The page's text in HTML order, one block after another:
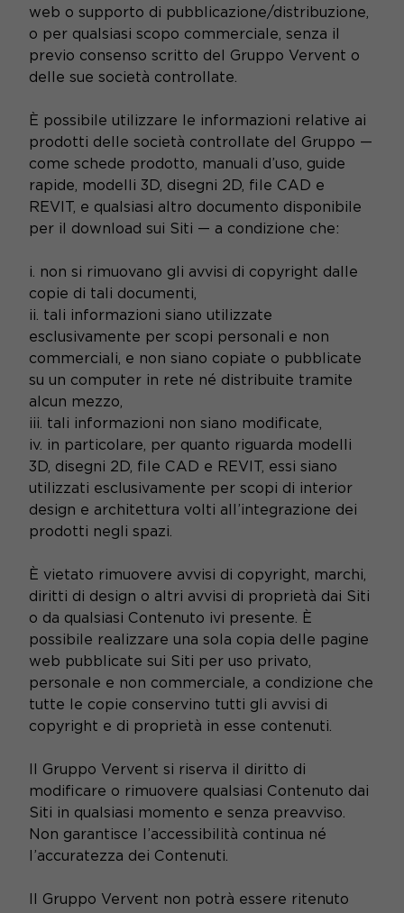
web o supporto di pubblicazione/distribuzione,
o per qualsiasi scopo commerciale, senza il
previo consenso scritto del Gruppo Vervent o
delle sue società controllate.
È possibile utilizzare le informazioni relative ai
prodotti delle società controllate del Gruppo —
come schede prodotto, manuali d’uso, guide
rapide, modelli 3D, disegni 2D, file CAD e
REVIT, e qualsiasi altro documento disponibile
per il download sui Siti — a condizione che:
i. non si rimuovano gli avvisi di copyright dalle
copie di tali documenti,
ii. tali informazioni siano utilizzate
esclusivamente per scopi personali e non
commerciali, e non siano copiate o pubblicate
su un computer in rete né distribuite tramite
alcun mezzo,
iii. tali informazioni non siano modificate,
iv. in particolare, per quanto riguarda modelli
3D, disegni 2D, file CAD e REVIT, essi siano
utilizzati esclusivamente per scopi di interior
design e architettura volti all’integrazione dei
prodotti negli spazi.
È vietato rimuovere avvisi di copyright, marchi,
diritti di design o altri avvisi di proprietà dai Siti
o da qualsiasi Contenuto ivi presente. È
possibile realizzare una sola copia delle pagine
web pubblicate sui Siti per uso privato,
personale e non commerciale, a condizione che
tutte le copie conservino tutti gli avvisi di
copyright e di proprietà in esse contenuti.
Il Gruppo Vervent si riserva il diritto di
modificare o rimuovere qualsiasi Contenuto dai
Siti in qualsiasi momento e senza preavviso.
Non garantisce l’accessibilità continua né
l’accuratezza dei Contenuti.
Il Gruppo Vervent non potrà essere ritenuto